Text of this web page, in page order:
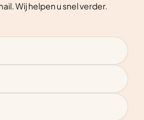
Wij helpen u snel verder.